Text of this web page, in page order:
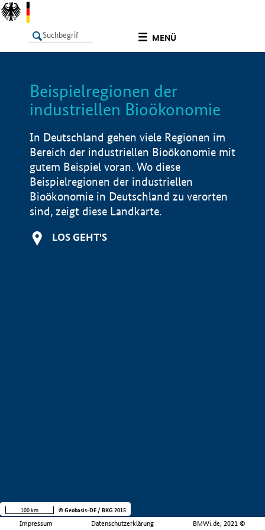
MENÜ
LISTE
Beispielregionen der
industriellen Bioökonomie
In Deutschland gehen viele Regionen im
Bereich der industriellen Bioökonomie mit
gutem Beispiel voran. Wo diese
Beispielregionen der industriellen
Bioökonomie in Deutschland zu verorten
sind, zeigt diese Landkarte.
LOS GEHT'S
Impressum Datenschutzerklärung BMWi.de, 2021 ©
100 km © Geobasis-DE / BKG 2015